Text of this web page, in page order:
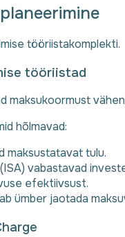
tööriistakomplekti.
tööriistad
maksukoormust
hõlmavad:
maksustatavat tulu.
vabastavad
efektiivsust.
ümber jaotada